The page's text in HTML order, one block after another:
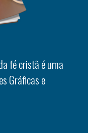
fé cristã é uma
Gráficas e